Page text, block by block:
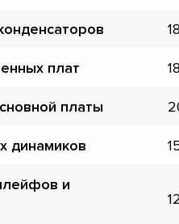
плат
платы
динамиков
и